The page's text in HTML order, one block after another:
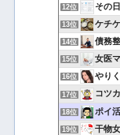
12位 その
13位 ケチ
14位 債務整
15位 女医
16位 やり
17位 コツ
18位 ポイ
19位 干物